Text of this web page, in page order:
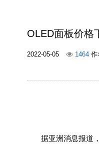
OLED面板价格
2022-05-05 1464作
据亚洲消息报道，